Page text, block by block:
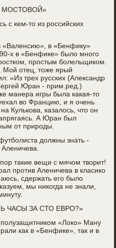
МОСТОВОЙ»
с кем-то из российских
«Валенсию», в «Бенфику»
х в «Бенфике» было много
простым болельщиком.
Мой отец, тоже ярый
«Из трех русских (Александр
Юран - прим.ред.)
манера игры была какая-то
во Францию, и я очень
Кулькова, казалось, что он
А Юран был
от природы.
должны знать -
такие вещи с мячом творит!
против Аленичева в класико
сдержать его было
мы никогда не знали,
ЧАСЫ ЗА СТО ЕВРО?»
«Локо» Ману
как в «Бенфике», так и в